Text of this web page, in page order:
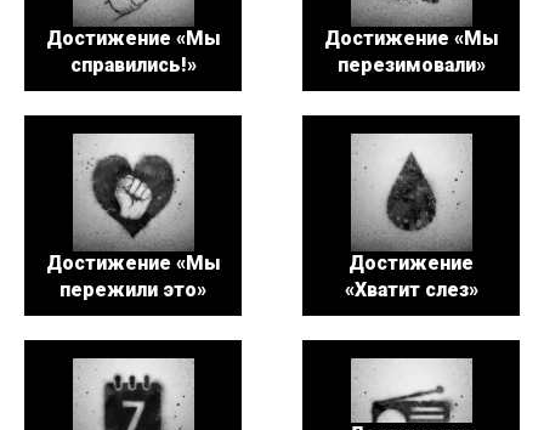
Достижение «Мы
справились!»
Достижение «Мы
перезимовали»
Достижение «Мы
пережили это»
Достижение
«Хватит слез»